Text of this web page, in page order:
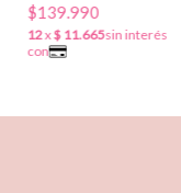
$139.990